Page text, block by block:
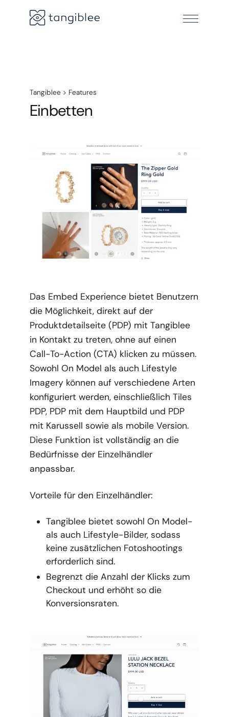
Tangiblee > Features
Einbetten
Das Embed Experience bietet Benutzern
die Möglichkeit, direkt auf der
Produktdetailseite (PDP) mit Tangiblee
in Kontakt zu treten, ohne auf einen
Call-To-Action (CTA) klicken zu müssen.
Sowohl On Model als auch Lifestyle
Imagery können auf verschiedene Arten
konfiguriert werden, einschließlich Tiles
PDP, PDP mit dem Hauptbild und PDP
mit Karussell sowie als mobile Version.
Diese Funktion ist vollständig an die
Bedürfnisse der Einzelhändler
anpassbar.
Vorteile für den Einzelhändler:
Tangiblee bietet sowohl On Model-
als auch Lifestyle-Bilder, sodass
keine zusätzlichen Fotoshootings
erforderlich sind.
Begrenzt die Anzahl der Klicks zum
Checkout und erhöht so die
Konversionsraten.